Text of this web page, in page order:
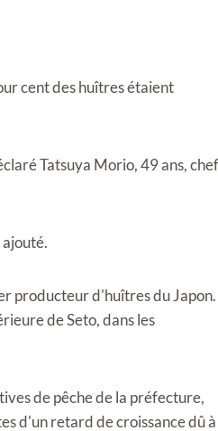
cent des huîtres étaient
Tatsuya Morio, 49 ans, chef
producteur d'huîtres du Japon.
de Seto, dans les
de pêche de la préfecture,
d'un retard de croissance dû à